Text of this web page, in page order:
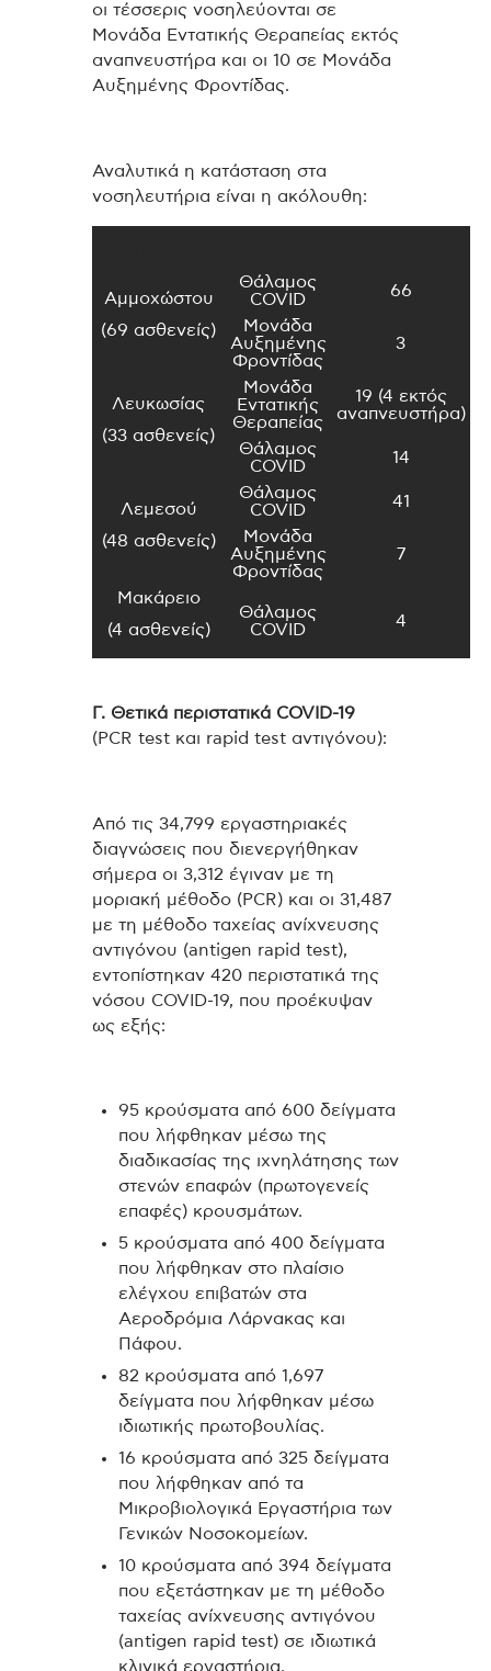
οι τέσσερις νοσηλεύονται σε
Μονάδα Εντατικής Θεραπείας εκτός
αναπνευστήρα και οι 10 σε Μονάδα
Αυξημένης Φροντίδας.
Αναλυτικά η κατάσταση στα
νοσηλευτήρια είναι η ακόλουθη:
Αμμοχώστου
(69 ασθενείς)
Θάλαμος
COVID
66
Μονάδα
Αυξημένης
Φροντίδας
3
Λευκωσίας
(33 ασθενείς)
Μονάδα
Εντατικής
Θεραπείας
19 (4 εκτός
αναπνευστήρα)
Θάλαμος
COVID
14
Λεμεσού
(48 ασθενείς)
Θάλαμος
COVID
41
Μονάδα
Αυξημένης
Φροντίδας
7
Μακάρειο
(4 ασθενείς)
Θάλαμος
COVID
4
Γ. Θετικά περιστατικά COVID-19
(PCR test και rapid test αντιγόνου):
Από τις 34,799 εργαστηριακές
διαγνώσεις που διενεργήθηκαν
σήμερα οι 3,312 έγιναν με τη
μοριακή μέθοδο (PCR) και οι 31,487
με τη μέθοδο ταχείας ανίχνευσης
αντιγόνου (antigen rapid test),
εντοπίστηκαν 420 περιστατικά της
νόσου COVID-19, που προέκυψαν
ως εξής:
95 κρούσματα από 600 δείγματα
που λήφθηκαν μέσω της
διαδικασίας της ιχνηλάτησης των
στενών επαφών (πρωτογενείς
επαφές) κρουσμάτων.
5 κρούσματα από 400 δείγματα
που λήφθηκαν στο πλαίσιο
ελέγχου επιβατών στα
Αεροδρόμια Λάρνακας και
Πάφου.
82 κρούσματα από 1,697
δείγματα που λήφθηκαν μέσω
ιδιωτικής πρωτοβουλίας.
16 κρούσματα από 325 δείγματα
που λήφθηκαν από τα
Μικροβιολογικά Εργαστήρια των
Γενικών Νοσοκομείων.
10 κρούσματα από 394 δείγματα
που εξετάστηκαν με τη μέθοδο
ταχείας ανίχνευσης αντιγόνου
(antigen rapid test) σε ιδιωτικά
κλινικά εργαστήρια.